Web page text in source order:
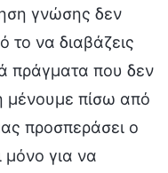
γνώσης δεν
το να διαβάζεις
πράγματα που δεν
μένουμε πίσω από
προσπεράσει ο
για να